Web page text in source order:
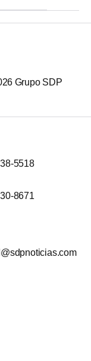
Grupo SDP
5518
8671